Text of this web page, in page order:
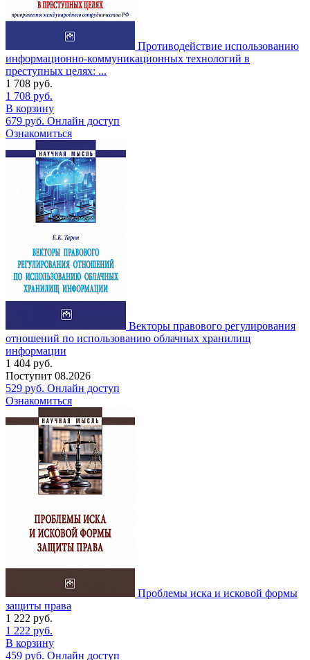
Противодействие использованию
информационно-коммуникационных технологий в
преступных целях: ...
1 708 руб.
1 708 руб.
В корзину
679 руб. Онлайн доступ
Ознакомиться
Векторы правового регулирования
отношений по использованию облачных хранилищ
информации
1 404 руб.
Поступит 08.2026
529 руб. Онлайн доступ
Ознакомиться
Проблемы иска и исковой формы
защиты права
1 222 руб.
1 222 руб.
В корзину
459 руб. Онлайн доступ